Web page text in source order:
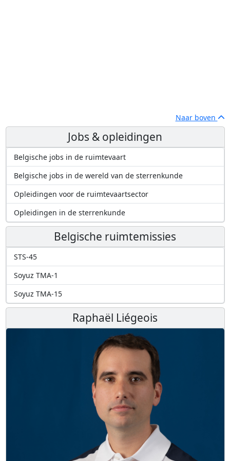
Naar boven
Jobs & opleidingen
Belgische jobs in de ruimtevaart
Belgische jobs in de wereld van de sterrenkunde
Opleidingen voor de ruimtevaartsector
Opleidingen in de sterrenkunde
Belgische ruimtemissies
STS-45
Soyuz TMA-1
Soyuz TMA-15
Raphaël Liégeois